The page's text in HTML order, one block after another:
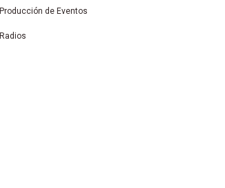
Producción de Eventos
Radios